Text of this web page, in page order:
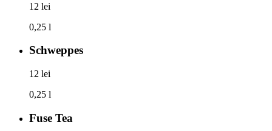
12 lei
0,25 l
Schweppes
12 lei
0,25 l
Fuse Tea